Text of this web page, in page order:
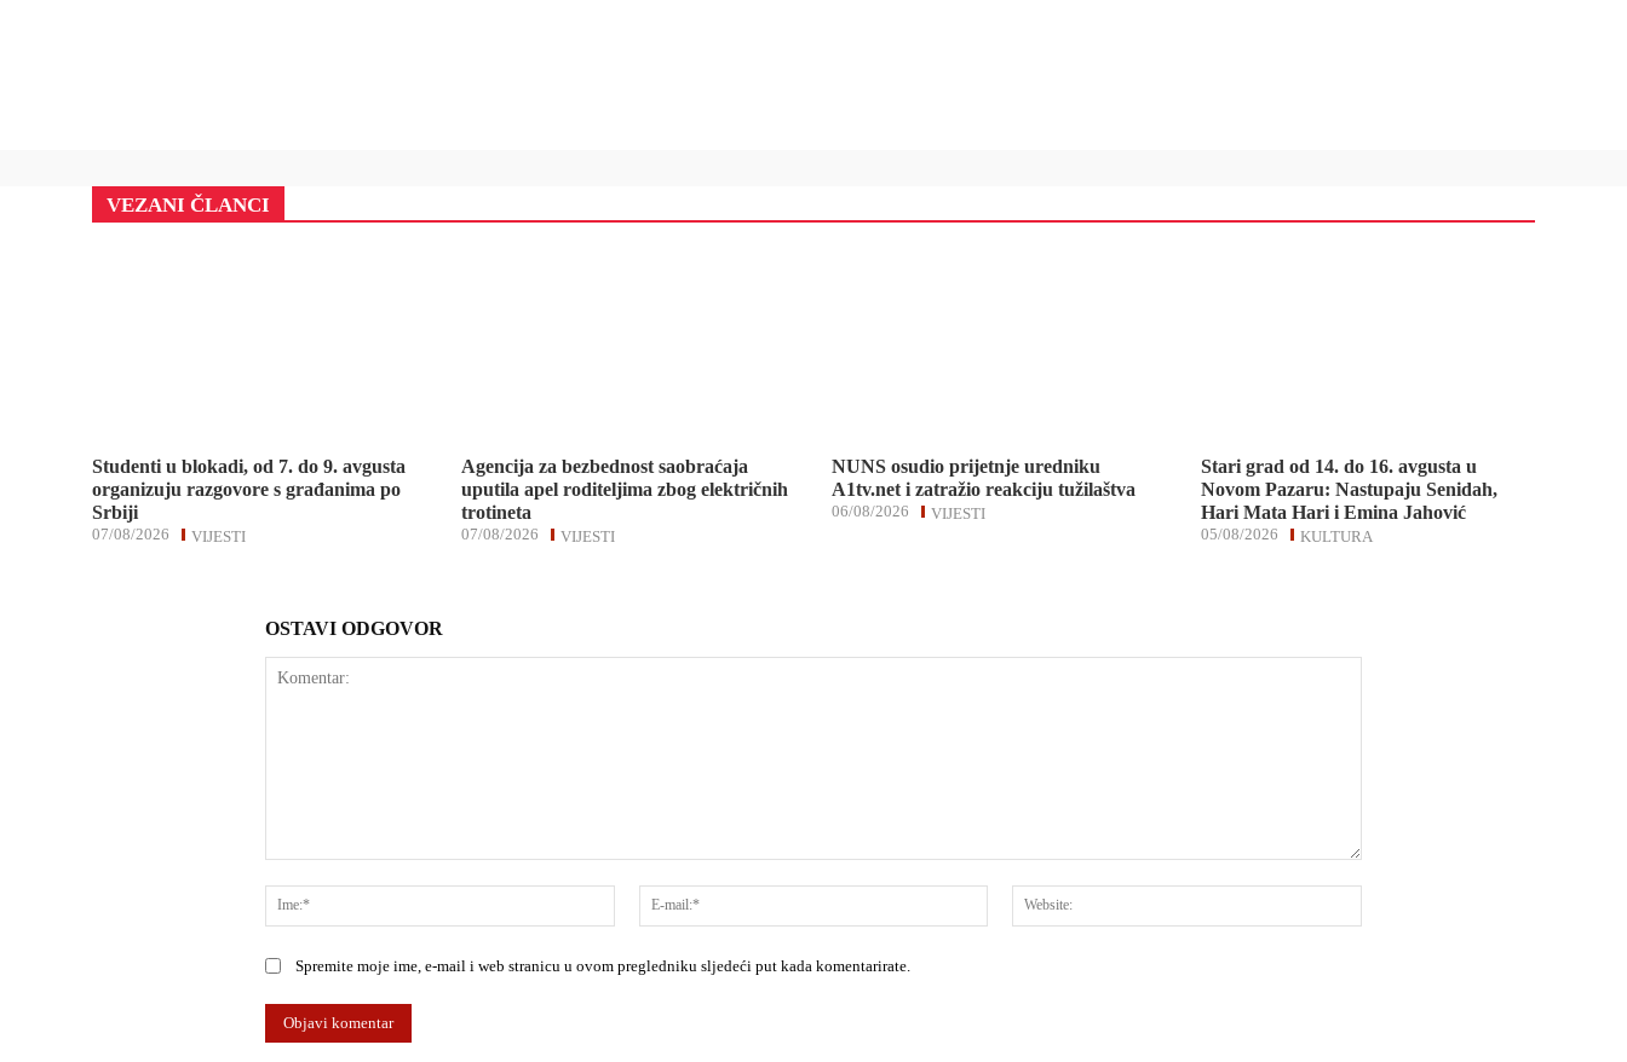
VEZANI ČLANCI
Studenti u blokadi, od 7. do 9. avgusta
organizuju razgovore s građanima po
Srbiji
VIJESTI
07/08/2026
Agencija za bezbednost saobraćaja
uputila apel roditeljima zbog električnih
trotineta
VIJESTI
07/08/2026
NUNS osudio prijetnje uredniku
A1tv.net i zatražio reakciju tužilaštva
VIJESTI
06/08/2026
Stari grad od 14. do 16. avgusta u
Novom Pazaru: Nastupaju Senidah,
Hari Mata Hari i Emina Jahović
KULTURA
05/08/2026
OSTAVI ODGOVOR
Ime:*
mail:*
Spremite moje ime, e-mail i web stranicu u ovom pregledniku sljedeći put kada komentarirate.